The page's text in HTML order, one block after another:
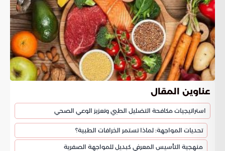
عناوين المقال
استراتيجيات مكافحة التضليل الطبي وتعزيز الوعي الصحي
تحديات المواجهة: لماذا تستمر الخرافات الطبية؟
منهجية التأسيس المعرفي كبديل للمواجهة الصفرية